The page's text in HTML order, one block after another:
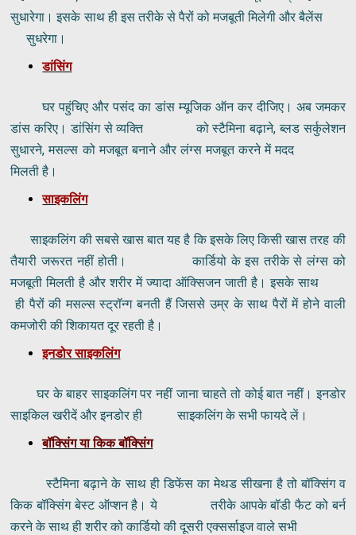
सुधारेगा। इसके साथ ही इस तरीके से पैरों को मजबूती मिलेगी और बैलेंस
सुधरेगा।
डांसिंग
घर पहुंचिए और पसंद का डांस म्यूजिक ऑन कर दीजिए। अब जमकर
डांस करिए। डांसिंग से व्यक्ति को स्टैमिना बढ़ाने, ब्लड सर्कुलेशन
सुधारने, मसल्स को मजबूत बनाने और लंग्स मजबूत करने में मदद
मिलती है।
साइकलिंग
साइकलिंग की सबसे खास बात यह है कि इसके लिए किसी खास तरह की
तैयारी जरूरत नहीं होती। कार्डियो के इस तरीके से लंग्स को
मजबूती मिलती है और शरीर में ज्यादा ऑक्सिजन जाती है। इसके साथ
ही पैरों की मसल्स स्ट्रॉन्ग बनती हैं जिससे उम्र के साथ पैरों में होने वाली
कमजोरी की शिकायत दूर रहती है।
इनडोर साइकलिंग
घर के बाहर साइकलिंग पर नहीं जाना चाहते तो कोई बात नहीं। इनडोर
साइकिल खरीदें और इनडोर ही साइकलिंग के सभी फायदे लें।
बॉक्सिंग या किक बॉक्सिंग
स्टैमिना बढ़ाने के साथ ही डिफेंस का मेथड सीखना है तो बॉक्सिंग व
किक बॉक्सिंग बेस्ट ऑप्शन है। ये तरीके आपके बॉडी फैट को बर्न
करने के साथ ही शरीर को कार्डियो की दूसरी एक्सर्साइज वाले सभी